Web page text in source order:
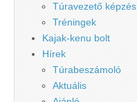
Túravezető képzés
Tréningek
Kajak-kenu bolt
Hírek
Túrabeszámoló
Aktuális